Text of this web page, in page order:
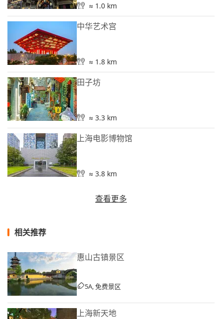
≈ 1.0 km
中华艺术宫
≈ 1.8 km
田子坊
≈ 3.3 km
上海电影博物馆
≈ 3.8 km
查看更多
相关推荐
惠山古镇景区
5A, 免费景区
上海新天地